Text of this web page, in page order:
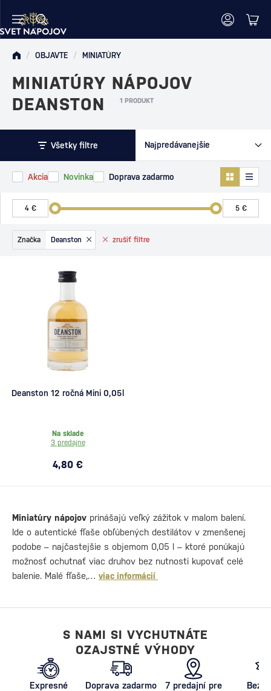
/ OBJAVTE / MINIATÚRY
MINIATÚRY NÁPOJOV
DEANSTON
1 PRODUKT
Všetky filtre
Akcia Novinka Doprava zadarmo
zrušiť filtre
Značka Deanston
Deanston 12 ročná Mini 0,05l
Na sklade
3 predajne
4,80 €
Miniatúry nápojov prinášajú veľký zážitok v malom balení.
Ide o autentické fľaše obľúbených destilátov v zmenšenej
podobe – najčastejšie s objemom 0,05 l – ktoré ponúkajú
možnosť ochutnať viac druhov bez nutnosti kupovať celé
balenie. Malé fľaše,… viac informácií
S NAMI SI VYCHUTNÁTE
OZAJSTNÉ VÝHODY
Expresné
Doprava zadarmo
7 predajní pre